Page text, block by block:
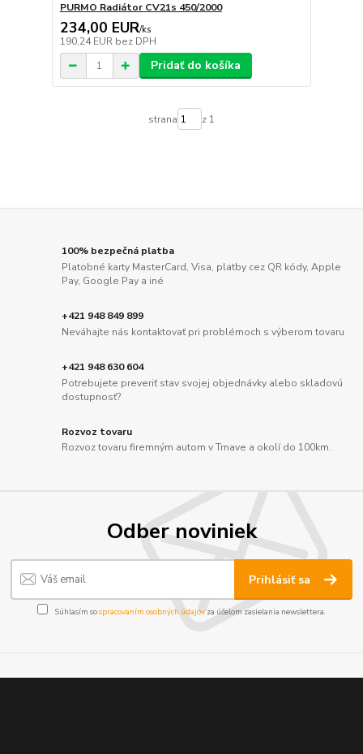
PURMO Radiátor CV21s 450/2000
234,00 EUR/ks
190,24 EUR bez DPH
Pridať do košíka
strana z 1
100% bezpečná platba
Platobné karty MasterCard, Visa, platby cez QR kódy, Apple
Pay, Google Pay a iné
+421 948 849 899
Neváhajte nás kontaktovať pri problémoch s výberom tovaru
+421 948 630 604
Potrebujete preveriť stav svojej objednávky alebo skladovú
dostupnosť?
Rozvoz tovaru
Rozvoz tovaru firemným autom v Trnave a okolí do 100km.
Odber noviniek
Prihlásiť sa
Súhlasím sospracovaním osobných údajov za účelom zasielania newslettera.